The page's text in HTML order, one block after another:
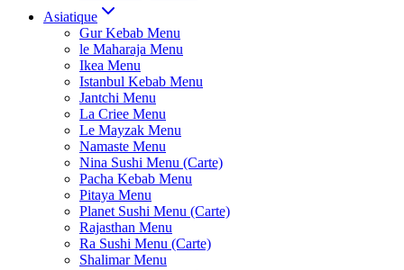
Asiatique
Gur Kebab Menu
le Maharaja Menu
Ikea Menu
Istanbul Kebab Menu
Jantchi Menu
La Criee Menu
Le Mayzak Menu
Namaste Menu
Nina Sushi Menu (Carte)
Pacha Kebab Menu
Pitaya Menu
Planet Sushi Menu (Carte)
Rajasthan Menu
Ra Sushi Menu (Carte)
Shalimar Menu